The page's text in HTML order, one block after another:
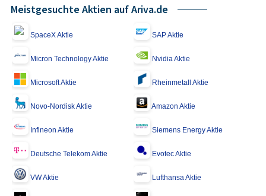
Meistgesuchte Aktien auf Ariva.de
SpaceX Aktie SAP Aktie
Micron Technology Aktie Nvidia Aktie
Microsoft Aktie Rheinmetall Aktie
Novo-Nordisk Aktie Amazon Aktie
Infineon Aktie Siemens Energy Aktie
Deutsche Telekom Aktie Evotec Aktie
VW Aktie Lufthansa Aktie